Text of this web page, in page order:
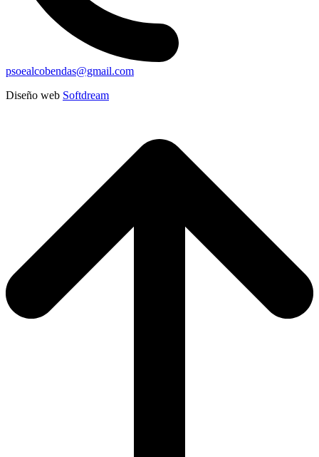
psoealcobendas@gmail.com
Diseño web Softdream